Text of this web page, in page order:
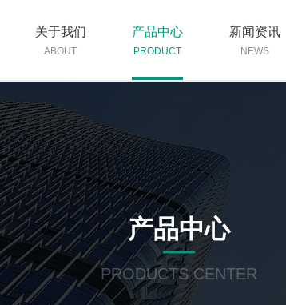
关于我们
ABOUT
产品中心
PRODUCT
新闻资讯
NEWS
产品中心
PRODUCTS CENTER